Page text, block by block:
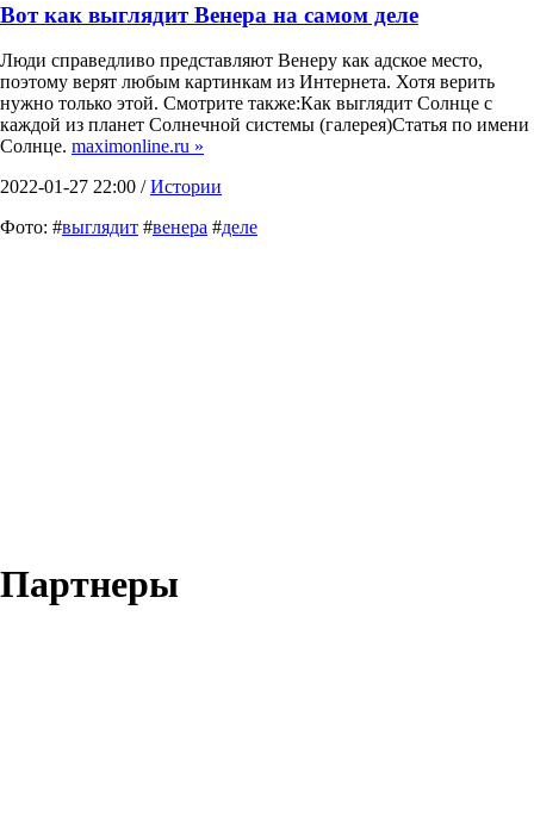
Вот как выглядит Венера на самом деле
Люди справедливо представляют Венеру как адское место,
поэтому верят любым картинкам из Интернета. Хотя верить
нужно только этой. Смотрите также:Как выглядит Солнце с
каждой из планет Солнечной системы (галерея)Статья по имени
Солнце. maximonline.ru »
2022-01-27 22:00 /Истории
Фото: #выглядит #венера #деле
Партнеры